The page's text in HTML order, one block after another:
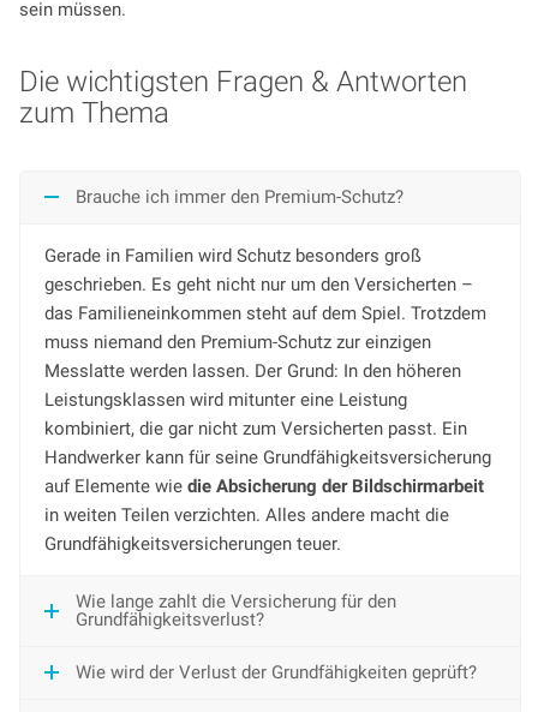
sein müssen.
Die wichtigsten Fragen & Antworten
zum Thema
Brauche ich immer den Premium-Schutz?
Gerade in Familien wird Schutz besonders groß
geschrieben. Es geht nicht nur um den Versicherten –
das Familieneinkommen steht auf dem Spiel. Trotzdem
muss niemand den Premium-Schutz zur einzigen
Messlatte werden lassen. Der Grund: In den höheren
Leistungsklassen wird mitunter eine Leistung
kombiniert, die gar nicht zum Versicherten passt. Ein
Handwerker kann für seine Grundfähigkeitsversicherung
auf Elemente wie die Absicherung der Bildschirmarbeit
in weiten Teilen verzichten. Alles andere macht die
Grundfähigkeitsversicherungen teuer.
Wie lange zahlt die Versicherung für den
Grundfähigkeitsverlust?
Wie wird der Verlust der Grundfähigkeiten geprüft?